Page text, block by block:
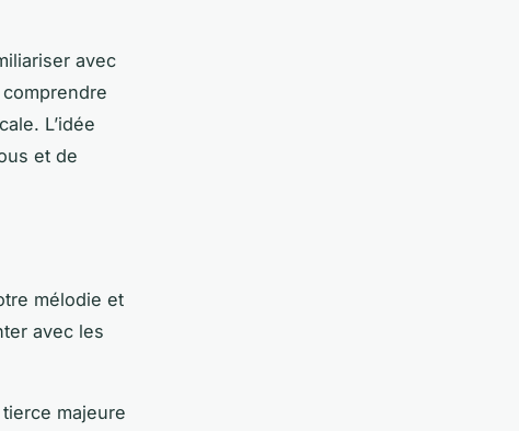
avec
L’idée
et de
mélodie et
avec les
majeure